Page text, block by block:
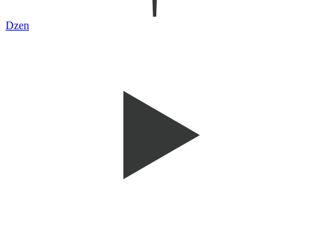
Dzen